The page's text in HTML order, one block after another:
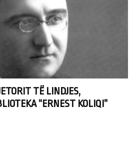
TË LINDJES,
“ERNEST KOLIQI”